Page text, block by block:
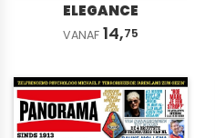
ELEGANCE
VANAF 14,75